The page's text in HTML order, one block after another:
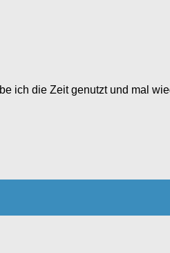
ich die Zeit genutzt und mal